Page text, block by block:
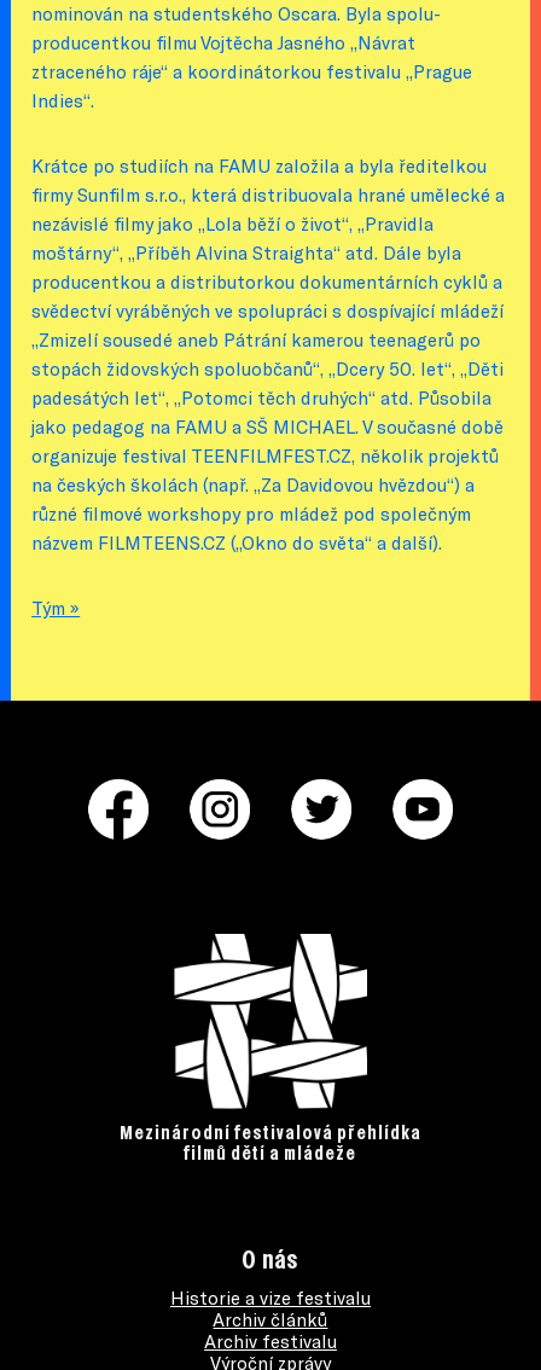
nominován na studentského Oscara. Byla spolu-
producentkou filmu Vojtěcha Jasného „Návrat
ztraceného ráje“ a koordinátorkou festivalu „Prague
Indies“.
Krátce po studiích na FAMU založila a byla ředitelkou
firmy Sunfilm s.r.o., která distribuovala hrané umělecké a
nezávislé filmy jako „Lola běží o život“, „Pravidla
moštárny“, „Příběh Alvina Straighta“ atd. Dále byla
producentkou a distributorkou dokumentárních cyklů a
svědectví vyráběných ve spolupráci s dospívající mládeží
„Zmizelí sousedé aneb Pátrání kamerou teenagerů po
stopách židovských spoluobčanů“, „Dcery 50. let“, „Děti
padesátých let“, „Potomci těch druhých“ atd. Působila
jako pedagog na FAMU a SŠ MICHAEL. V současné době
organizuje festival TEENFILMFEST.CZ, několik projektů
na českých školách (např. „Za Davidovou hvězdou“) a
různé filmové workshopy pro mládež pod společným
názvem FILMTEENS.CZ („Okno do světa“ a další).
Tým »
Mezinárodní festivalová přehlídka
filmů dětí a mládeže
O nás
Historie a vize festivalu
Archiv článků
Archiv festivalu
Výroční zprávy